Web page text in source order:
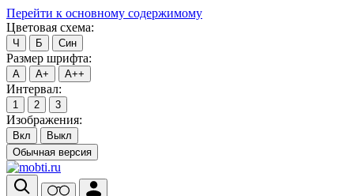
Перейти к основному содержимому
Цветовая схема:
Ч Б Син
Размер шрифта:
А А+ А++
Интервал:
1 2 3
Изображения:
Вкл
Выкл
Обычная версия